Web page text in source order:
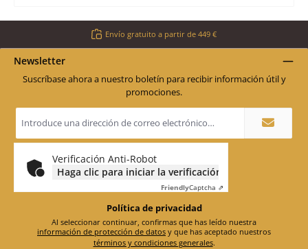
Envío gratuito a partir de 449 €
Newsletter
Suscríbase ahora a nuestro boletín para recibir información útil y
promociones.
de
electrónico
Verificación Anti-Robot
Haga clic para iniciar la verificación
FriendlyCaptcha ⇗
Política de privacidad
información de protección de datos
términos y condiciones generales.